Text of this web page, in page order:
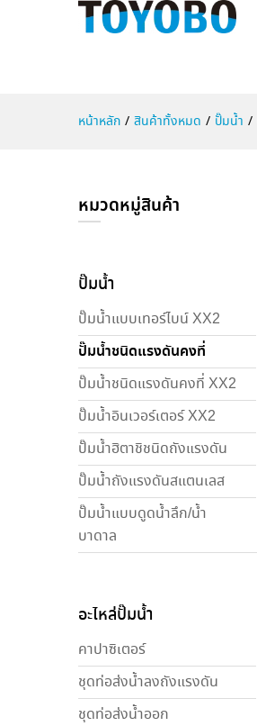
หน้าหลัก / สินค้าทั้งหมด / ปั๊มน้ำ /
หมวดหมู่สินค้า
ปั๊มน้ำ
ปั๊มน้ำแบบเทอร์ไบน์ XX2
ปั๊มน้ำชนิดแรงดันคงที่
ปั๊มน้ำชนิดแรงดันคงที่ XX2
ปั๊มน้ำอินเวอร์เตอร์ XX2
ปั๊มน้ำฮิตาชิชนิดถังแรงดัน
ปั๊มน้ำถังแรงดันสแตนเลส
ปั๊มน้ำแบบดูดน้ำลึก/น้ำ
บาดาล
อะไหล่ปั๊มน้ำ
คาปาซิเตอร์
ชุดท่อส่งน้ำลงถังแรงดัน
ชุดท่อส่งน้ำออก